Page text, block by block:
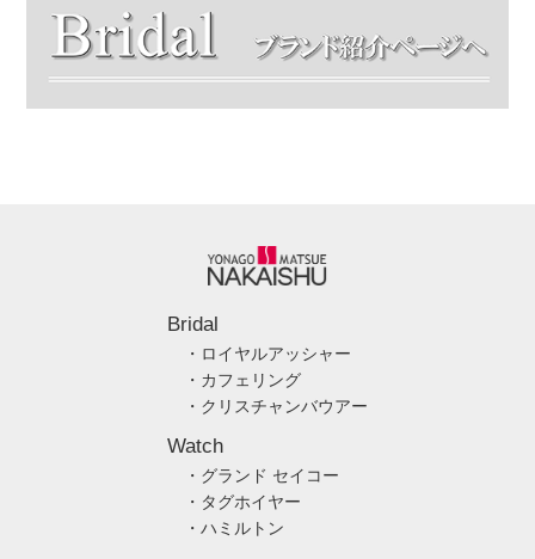
Bridal
・ロイヤルアッシャー
・カフェリング
・クリスチャンバウアー
Watch
・グランド セイコー
・タグホイヤー
・ハミルトン